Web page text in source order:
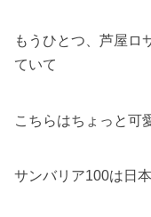
もうひとつ、芦屋ロ
ていて
こちらはちょっと可
サンバリア100は日